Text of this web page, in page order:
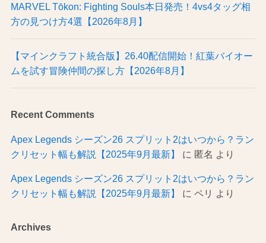
MARVEL Tōkon: Fighting Souls本日発売！4vs4タッグ相
方の見つけ方4選【2026年8月】
【マインクラフト統合版】26.40配信開始！紅葉バイオー
ムを試す冒険仲間の探し方【2026年8月】
Recent Comments
Apex Legends シーズン26 スプリット2はいつから？ラン
クリセット幅も解説【2025年9月最新】
に 匿名 より
Apex Legends シーズン26 スプリット2はいつから？ラン
クリセット幅も解説【2025年9月最新】
に ペリ より
Archives